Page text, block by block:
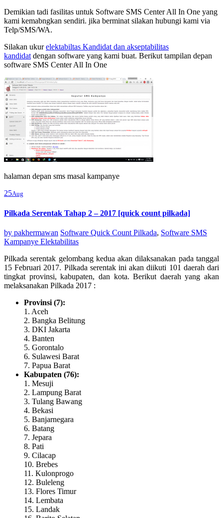
Demikian tadi fasilitas untuk Software SMS Center All In One yang
kami kemabngkan sendiri. jika berminat silakan hubungi kami via
Telp/SMS/WA.
Silakan ukurelektabiltas Kandidat dan akseptabilitas
kandidat dengan software yang kami buat. Berikut tampilan depan
software SMS Center All In One
halaman depan sms masal kampanye
25Aug
Pilkada Serentak Tahap 2 – 2017 [quick count pilkada]
by pakhermawan Software Quick Count Pilkada, Software SMS
Kampanye Elektabilitas
Pilkada serentak gelombang kedua akan dilaksanakan pada tanggal
15 Februari 2017. Pilkada serentak ini akan diikuti 101 daerah dari
tingkat provinsi, kabupaten, dan kota. Berikut daerah yang akan
melaksanakan Pilkada 2017 :
Provinsi (7):
1. Aceh
2. Bangka Belitung
3. DKI Jakarta
4. Banten
5. Gorontalo
6. Sulawesi Barat
7. Papua Barat
Kabupaten (76):
1. Mesuji
2. Lampung Barat
3. Tulang Bawang
4. Bekasi
5. Banjarnegara
6. Batang
7. Jepara
8. Pati
9. Cilacap
10. Brebes
11. Kulonprogo
12. Buleleng
13. Flores Timur
14. Lembata
15. Landak